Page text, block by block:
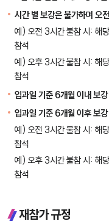
시간 별 보강은 불가하며 오
예) 오전 3시간 불참 시:
참석
예) 오후 3시간 불참 시:
참석
입과일 기준 6개월 이내
입과일 기준 6개월 이후
예) 오전 3시간 불참 시:
참석
예) 오후 3시간 불참 시:
참석
재참가 규정